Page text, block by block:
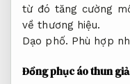
từ đó tăng cường
về thương hiệu.
Dạo phố. Phù hợp
Đồng phục áo thun